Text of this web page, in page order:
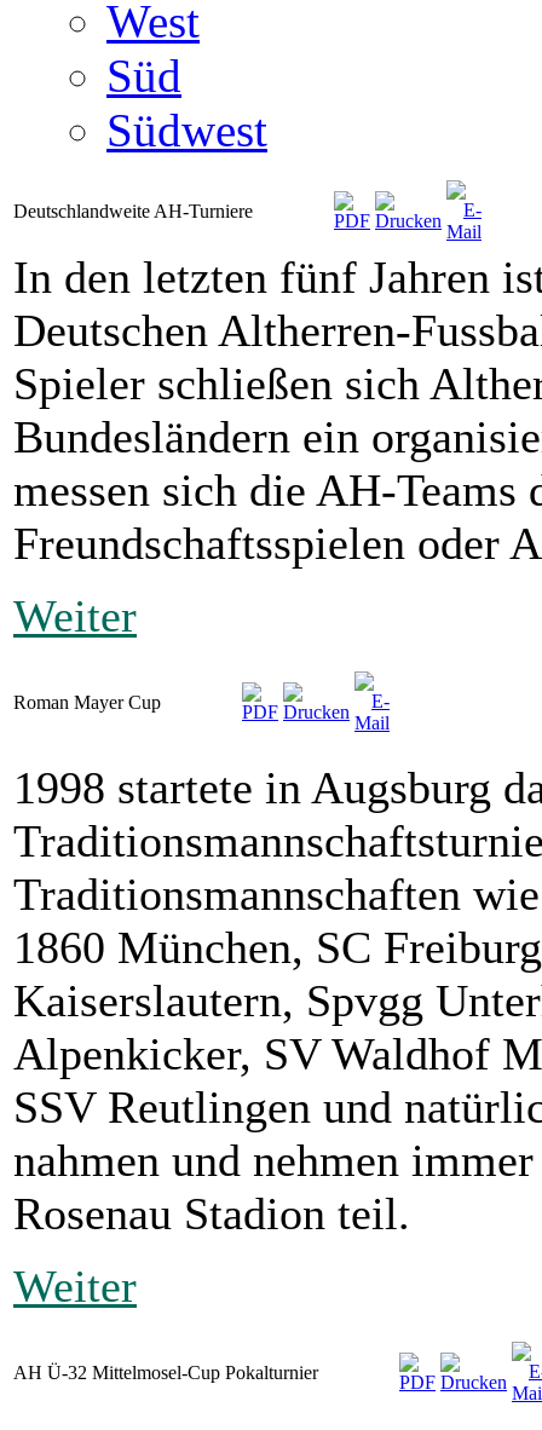
West
Süd
Südwest
Deutschlandweite AH-Turniere
In den letzten fünf Jahren
Deutschen Altherren-
Spieler schließen sich
Bundesländern ein
messen sich die AH-Teams
Freundschaftsspielen oder
Weiter
Roman Mayer Cup
1998 startete in Augsburg
Traditionsmannschaften
1860 München, SC
Kaiserslautern, Spvgg
Alpenkicker, SV Waldhof
SSV Reutlingen und
nahmen und nehmen
Rosenau Stadion teil.
Weiter
AH Ü-32 Mittelmosel-Cup Pokalturnier